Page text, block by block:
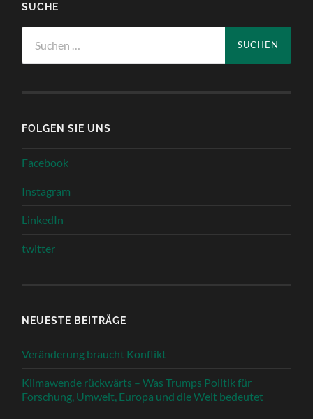
SUCHE
nach:
FOLGEN SIE UNS
Facebook
Instagram
LinkedIn
twitter
NEUESTE BEITRÄGE
Veränderung braucht Konflikt
Klimawende rückwärts – Was Trumps Politik für
Forschung, Umwelt, Europa und die Welt bedeutet